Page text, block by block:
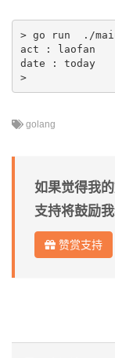
> go run  ./
act : laofan
date : today
>
golang
如果觉得我
支持将鼓励我
赞赏支持